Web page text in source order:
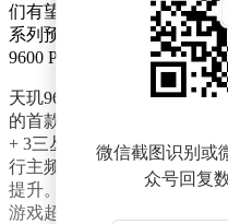
们有望成为行业内首批搭载
系列预计会在9月正式发布
9600 Pro芯片。
天玑9600 Pro采用台积电第
的首款2nm手机SoC。在
+ 3三丛集全大核架构，配
行主频接近5GHz，相较于
提升。该芯片还搭配新一代
游戏超分插帧以及端侧AI算
微信截图识别或
众号回复